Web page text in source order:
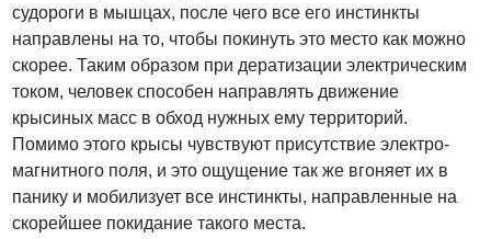
судороги в мышцах, после чего все его инстинкты
направлены на то, чтобы покинуть это место как можно
скорее. Таким образом при дератизации электрическим
током, человек способен направлять движение
крысиных масс в обход нужных ему территорий.
Помимо этого крысы чувствуют присутствие электро-
магнитного поля, и это ощущение так же вгоняет их в
панику и мобилизует все инстинкты, направленные на
скорейшее покидание такого места.